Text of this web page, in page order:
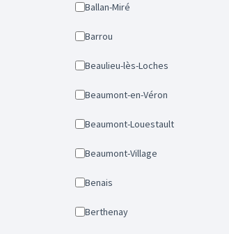
Ballan-Miré
Barrou
Beaulieu-lès-Loches
Beaumont-en-Véron
Beaumont-Louestault
Beaumont-Village
Benais
Berthenay